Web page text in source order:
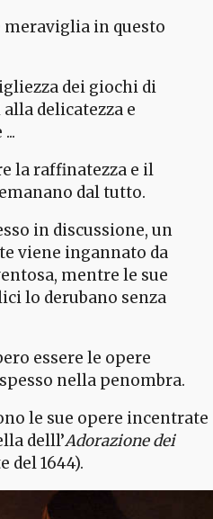
in questo
dei giochi di
delicatezza e
la raffinatezza e il
dal tutto.
in discussione, un
viene ingannato da
mentre le sue
lo derubano senza
essere le opere
nella penombra.
le sue opere incentrate
delll’Adorazione dei
del 1644).